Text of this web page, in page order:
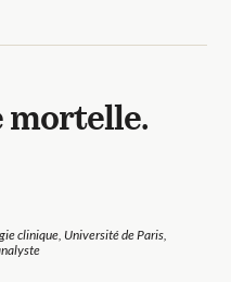
mortelle.
clinique, Université de Paris,